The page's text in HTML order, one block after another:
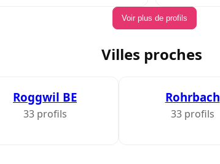
Voir plus de profils
Villes proches
Roggwil BE
33 profils
Rohrbach
33 profils